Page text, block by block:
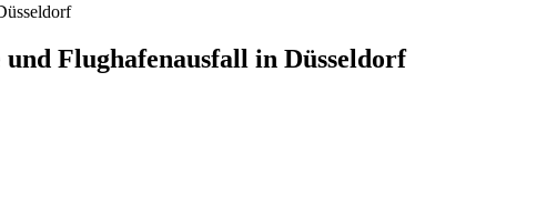
Flughafenausfall in Düsseldorf